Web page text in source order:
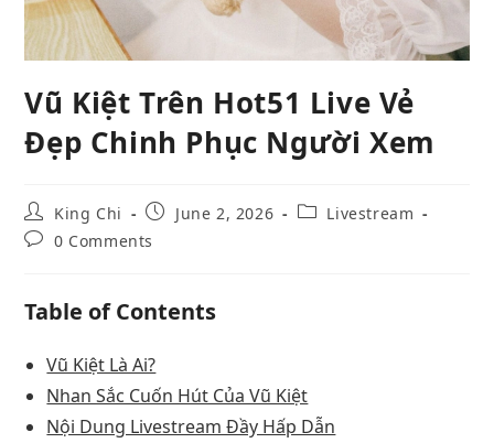
Vũ Kiệt Trên Hot51 Live Vẻ
Đẹp Chinh Phục Người Xem
King Chi June 2, 2026
Livestream
0 Comments
Table of Contents
Vũ Kiệt Là Ai?
Nhan Sắc Cuốn Hút Của Vũ Kiệt
Nội Dung Livestream Đầy Hấp Dẫn